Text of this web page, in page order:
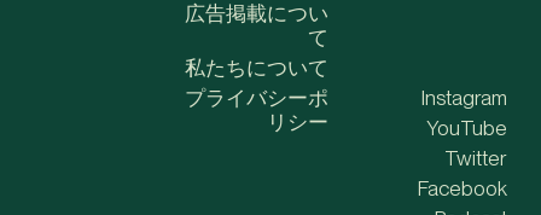
広告掲載につい
て
私たちについて
プライバシーポ
リシー
Instagram
YouTube
Twitter
Facebook